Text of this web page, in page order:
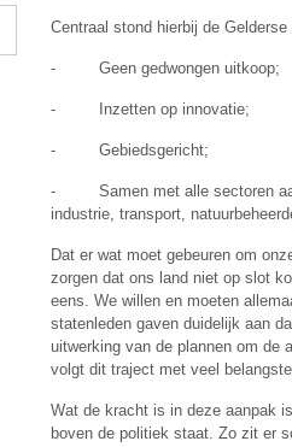
Centraal stond hierbij de Gelderse
- Geen gedwongen uitkoop;
- Inzetten op innovatie;
- Gebiedsgericht;
- Samen met alle sectoren aan
industrie, transport,
Dat er wat moet gebeuren om
zorgen dat ons land niet op slot
eens. We willen en moeten
statenleden gaven duidelijk aan
uitwerking van de plannen om de
volgt dit traject met veel
Wat de kracht is in deze aanpak
boven de politiek staat. Zo zit er